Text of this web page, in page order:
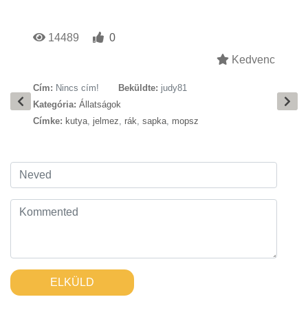
14489
0
Kedvenc
Cím: Nincs cím! Beküldte: judy81
Kategória: Állatságok
Címke: kutya, jelmez, rák, sapka, mopsz
ELKÜLD